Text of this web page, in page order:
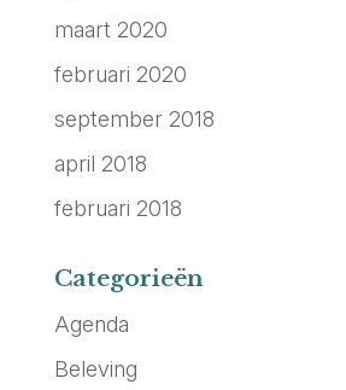
maart 2020
februari 2020
september 2018
april 2018
februari 2018
Categorieën
Agenda
Beleving